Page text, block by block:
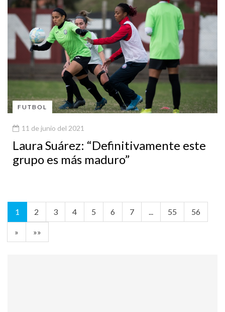
FUTBOL
11 de junio del 2021
Laura Suárez: “Definitivamente este
grupo es más maduro”
1 2 3 4 5 6 7 ... 55 56
» »»